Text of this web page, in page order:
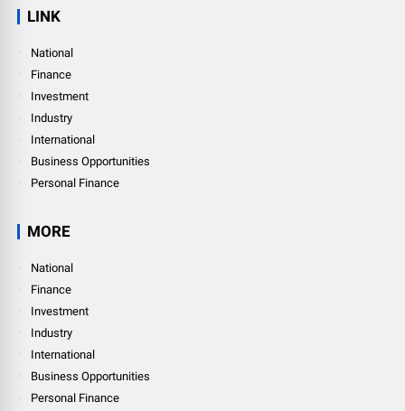
LINK
National
Finance
Investment
Industry
International
Business Opportunities
Personal Finance
MORE
National
Finance
Investment
Industry
International
Business Opportunities
Personal Finance